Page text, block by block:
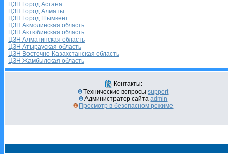
ЦЗН Город Астана
ЦЗН Город Алматы
ЦЗН Город Шымкент
ЦЗН Акмолинская область
ЦЗН Актюбинская область
ЦЗН Алматинская область
ЦЗН Атырауская область
ЦЗН Восточно-Казахстанская область
ЦЗН Жамбылская область
Контакты:
Технические вопросыsupport
Администратор сайтаadmin
Просмотр в безопасном режиме